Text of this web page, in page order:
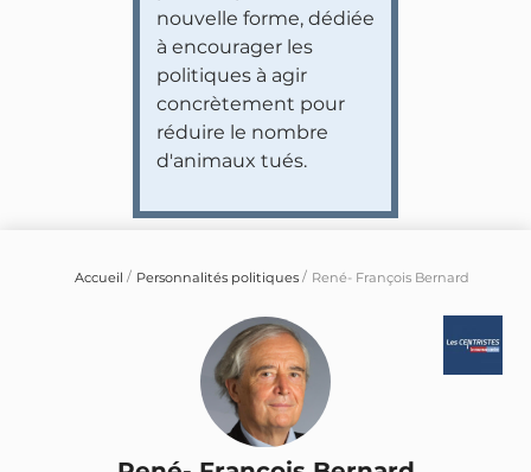
nouvelle forme, dédiée
à encourager les
politiques à agir
concrètement pour
réduire le nombre
d'animaux tués.
Accueil Personnalités politiques René- François Bernard